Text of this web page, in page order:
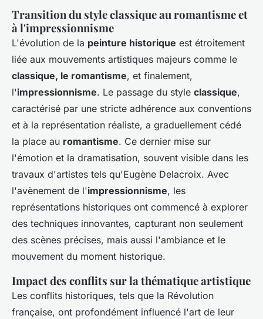
Transition du style classique au romantisme et
à l'impressionnisme
L'évolution de la peinture historique est étroitement
liée aux mouvements artistiques majeurs comme le
classique, le romantisme, et finalement,
l'impressionnisme. Le passage du style classique,
caractérisé par une stricte adhérence aux conventions
et à la représentation réaliste, a graduellement cédé
la place au romantisme. Ce dernier mise sur
l'émotion et la dramatisation, souvent visible dans les
travaux d'artistes tels qu'Eugène Delacroix. Avec
l'avènement de l'impressionnisme, les
représentations historiques ont commencé à explorer
des techniques innovantes, capturant non seulement
des scènes précises, mais aussi l'ambiance et le
mouvement du moment historique.
Impact des conflits sur la thématique artistique
Les conflits historiques, tels que la Révolution
française, ont profondément influencé l'art de leur